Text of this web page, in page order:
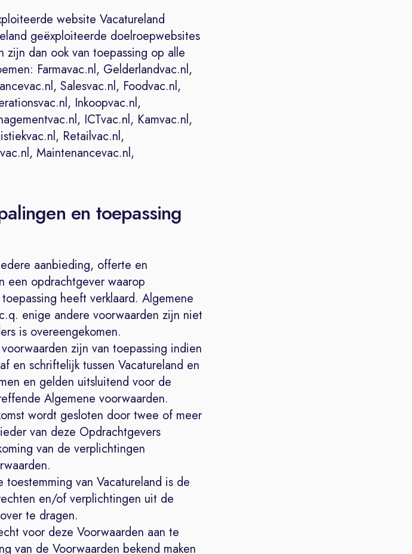
website Vacatureland
geëxploiteerde doelroepwebsites
zijn dan ook van toepassing op alle
Farmavac.nl, Gelderlandvac.nl,
Salesvac.nl, Foodvac.nl,
Inkoopvac.nl,
ICTvac.nl, Kamvac.nl,
Retailvac.nl,
Maintenancevac.nl,
en toepassing
aanbieding, offerte en
een opdrachtgever waarop
heeft verklaard. Algemene
enige andere voorwaarden zijn niet
is overeengekomen.
zijn van toepassing indien
en schriftelijk tussen Vacatureland en
en gelden uitsluitend voor de
Algemene voorwaarden.
wordt gesloten door twee of meer
van deze Opdrachtgevers
van de verplichtingen
van Vacatureland is de
en/of verplichtingen uit de
te dragen.
voor deze Voorwaarden aan te
van de Voorwaarden bekend maken